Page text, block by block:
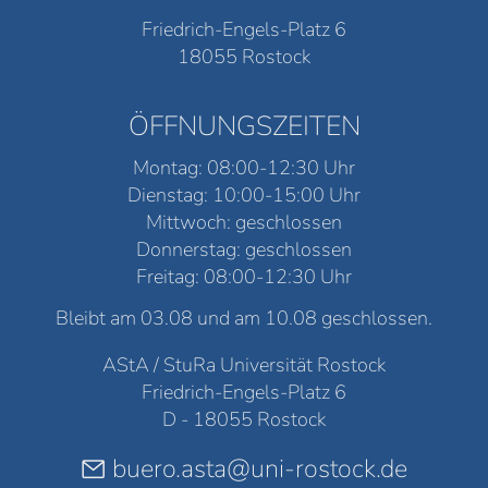
Friedrich-Engels-Platz 6
18055 Rostock
ÖFFNUNGSZEITEN
Montag: 08:00-12:30 Uhr
Dienstag: 10:00-15:00 Uhr
Mittwoch: geschlossen
Donnerstag: geschlossen
Freitag: 08:00-12:30 Uhr
Bleibt am 03.08 und am 10.08 geschlossen.
AStA / StuRa Universität Rostock
Friedrich-Engels-Platz 6
D - 18055 Rostock
buero.asta@uni-rostock.de